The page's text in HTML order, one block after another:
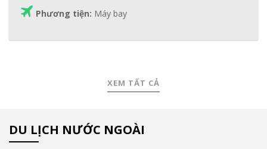
Phương tiện: Máy bay
XEM TẤT CẢ
DU LỊCH NƯỚC NGOÀI